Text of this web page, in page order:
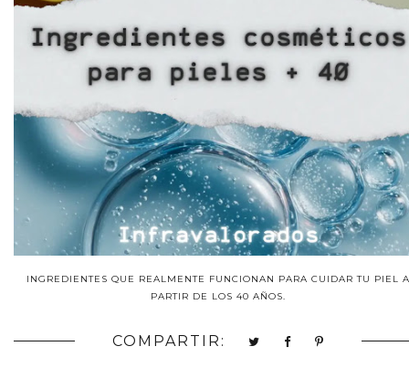
INGREDIENTES QUE REALMENTE FUNCIONAN PARA CUIDAR TU PIEL A
PARTIR DE LOS 40 AÑOS.
COMPARTIR: